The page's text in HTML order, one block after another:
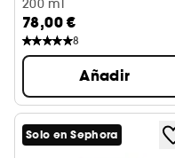
Hair Density
200 ml
78,00 €
8
Añadir
Solo en Sephora